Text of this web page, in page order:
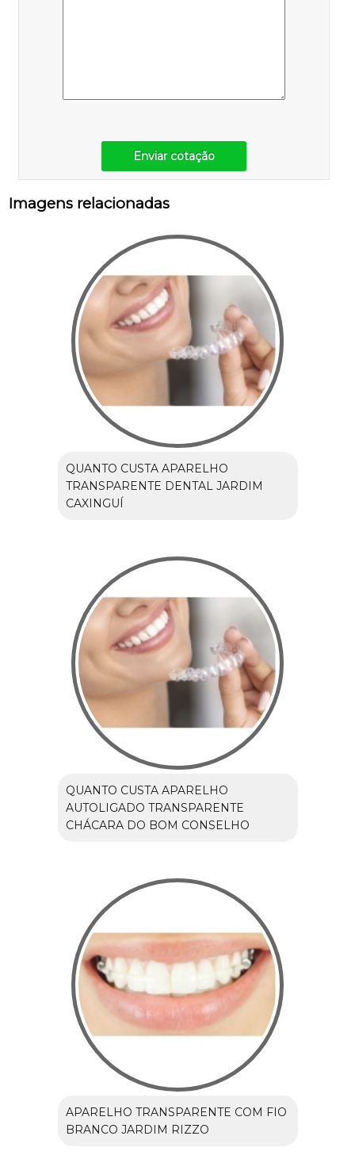
Enviar cotação
Imagens relacionadas
QUANTO CUSTA APARELHO
TRANSPARENTE DENTAL JARDIM
CAXINGUÍ
QUANTO CUSTA APARELHO
AUTOLIGADO TRANSPARENTE
CHÁCARA DO BOM CONSELHO
APARELHO TRANSPARENTE COM FIO
BRANCO JARDIM RIZZO